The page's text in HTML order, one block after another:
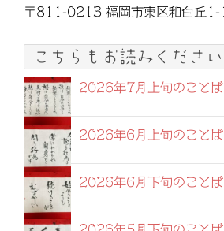
〒811-0213 福岡市東区和白丘
こちらもお読みください
2026年7月上旬のことば
2026年6月上旬のことば
2026年6月下旬のことば